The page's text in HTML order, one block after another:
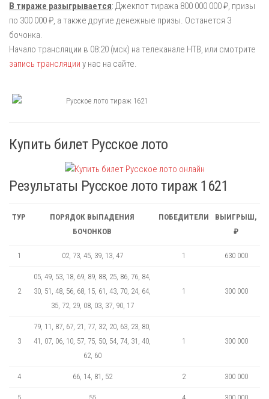
В тираже разыгрывается: Джекпот тиража 800 000 000 ₽, призы
по 300 000 ₽, а также другие денежные призы. Останется 3
бочонка.
Начало трансляции в 08:20 (мск) на телеканале НТВ, или смотрите
запись трансляции у нас на сайте.
Купить билет Русское лото
Результаты Русское лото тираж 1621
ТУР
ПОРЯДОК ВЫПАДЕНИЯ
БОЧОНКОВ
ПОБЕДИТЕЛИ
ВЫИГРЫШ,
₽
1 02, 73, 45, 39, 13, 47 1 630 000
2
05, 49, 53, 18, 69, 89, 88, 25, 86, 76, 84,
30, 51, 48, 56, 68, 15, 61, 43, 70, 24, 64,
35, 72, 29, 08, 03, 37, 90, 17
1 300 000
3
79, 11, 87, 67, 21, 77, 32, 20, 63, 23, 80,
41, 07, 06, 10, 57, 75, 50, 54, 74, 31, 40,
62, 60
1 300 000
4 66, 14, 81, 52 2 300 000